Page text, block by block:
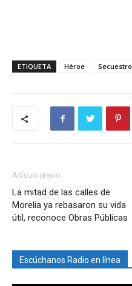
ETIQUETA Héroe Secuestro
Artículo previo
La mitad de las calles de
Morelia ya rebasaron su vida
útil, reconoce Obras Públicas
Escúchanos Radio en línea